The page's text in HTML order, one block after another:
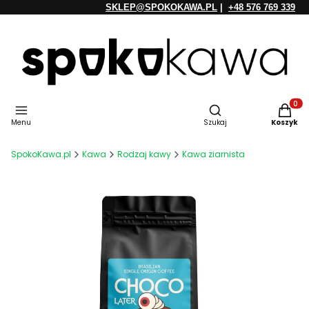
SKLEP@SPOKOKAWA.PL +48 576 769 339
Menu
Otwórz wyszukiwarkę
Szukaj Koszyk
SpokoKawa.pl Kawa Rodzaj kawy Kawa ziarnista